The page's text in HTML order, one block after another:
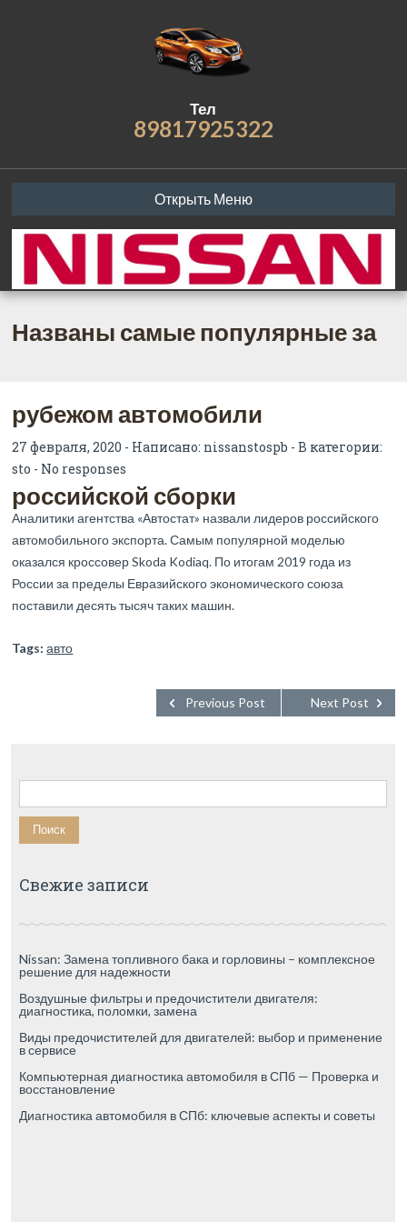
Тел
89817925322
Открыть Меню
Названы самые популярные за
рубежом автомобили
российской сборки
27 февраля, 2020 - Написано: nissanstospb - В категории:
sto - No responses
Аналитики агентства «Автостат» назвали лидеров российского
автомобильного экспорта. Самым популярной моделью
оказался кроссовер Skoda Kodiaq. По итогам 2019 года из
России за пределы Евразийского экономического союза
поставили десять тысяч таких машин.
Tags: авто
Next Post
Previous Post
Найти:
Свежие записи
Nissan: Замена топливного бака и горловины – комплексное
решение для надежности
Воздушные фильтры и предочистители двигателя:
диагностика, поломки, замена
Виды предочистителей для двигателей: выбор и применение
в сервисе
Компьютерная диагностика автомобиля в СПб — Проверка и
восстановление
Диагностика автомобиля в СПб: ключевые аспекты и советы